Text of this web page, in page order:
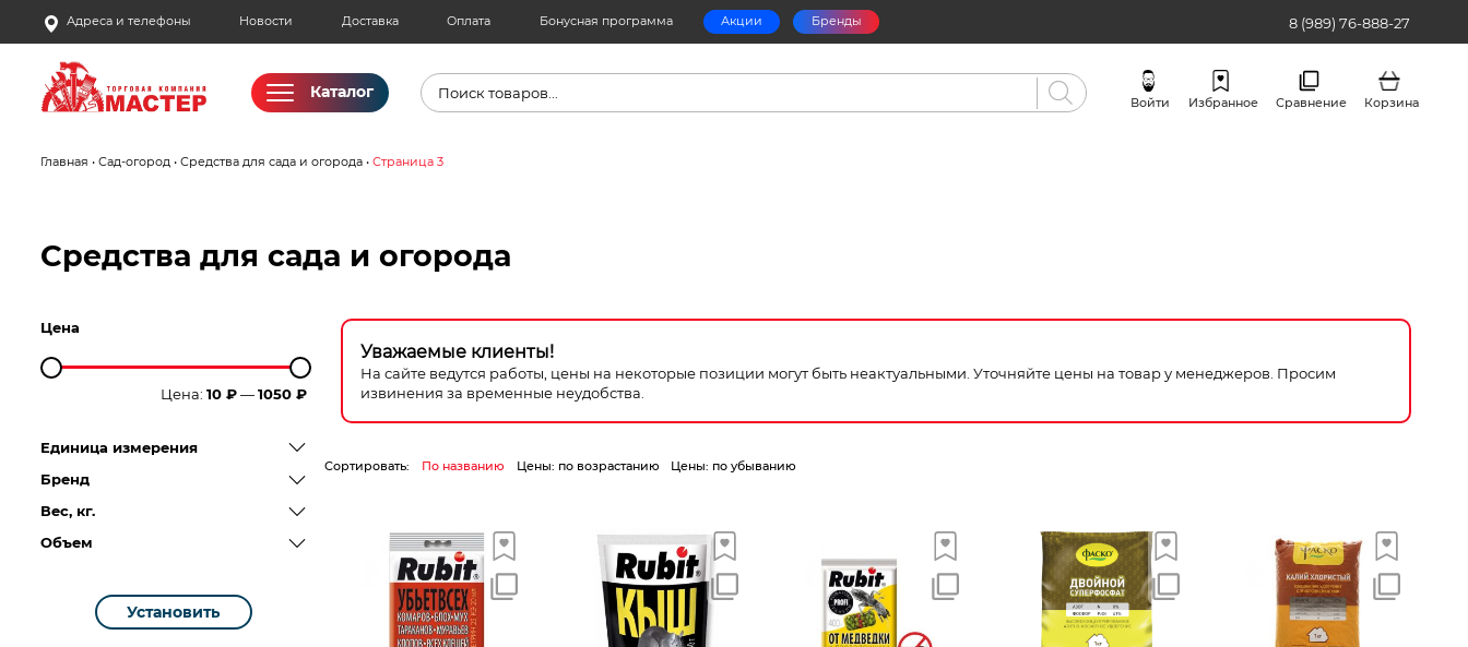
to
content
Адреса и телефоны Новости Доставка Оплата Бонусная программа Акции Бренды 8 (989) 76-888-27
Бассейны
Инструмент ручной
Клининговое оборудование
Компрессорное оборудование
Отопление и климат
Каталог
Поиск
товаров
Войти Избранное Сравнение Корзина
Главная • Сад-огород • Средства для сада и огорода • Страница 3
Средства для сада и огорода
Уважаемые клиенты!
На сайте ведутся работы, цены на некоторые позиции могут быть неактуальными. Уточняйте цены на товар у менеджеров. Просим
извинения за временные неудобства.
Сортировать: По названию Цены: по возрастанию Цены: по убыванию
Цена
Цена: 10 ₽— 1050 ₽
Единица измерения
Бренд
Вес, кг.
Объем
Установить